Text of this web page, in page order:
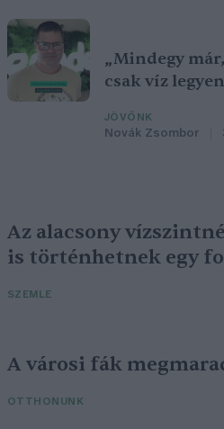
„Mindegy
csak víz
JÖVŐNK
Novák Zsombor
Az alacsony
is történhetnek egy
SZEMLE
A városi fák
OTTHONUNK